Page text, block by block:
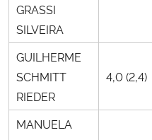
Planalto
GRASSI
SILVEIRA
GUILHERME
SCHMITT
RIEDER
4,0 (2,4)
MANUELA